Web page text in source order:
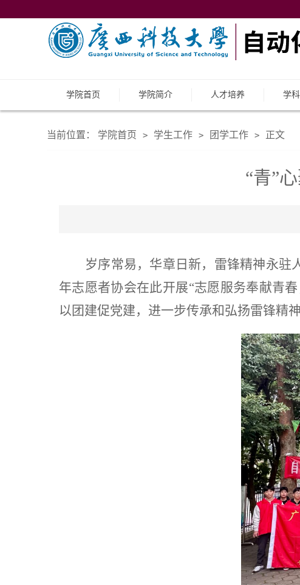
学院首页 学院简介 人才培养 学
当前位置： 学院首页 > 学生工作 > 团学工作 > 正文
“青”
岁序常易，华章日新，雷锋精神永驻
年志愿者协会在此开展“志愿服务奉献青
以团建促党建，进一步传承和弘扬雷锋精神